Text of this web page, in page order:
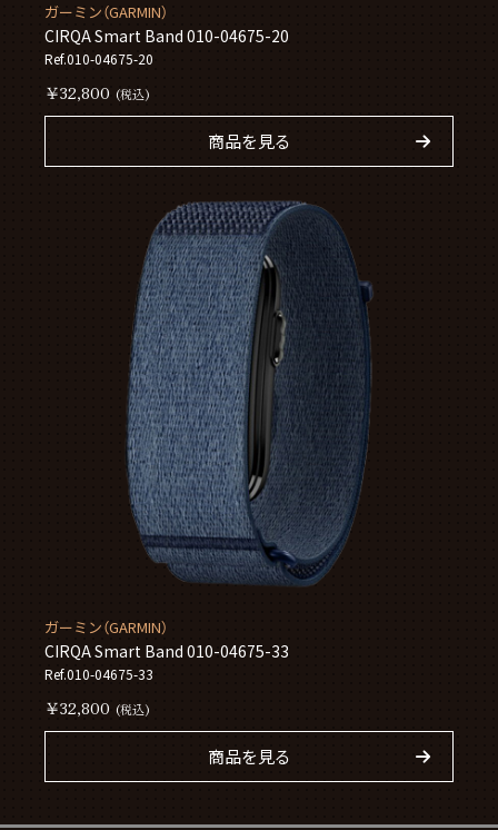
ガーミン（GARMIN）
CIRQA Smart Band 010-04675-20
Ref.010-04675-20
￥32,800 (税込)
商品を見る
ガーミン（GARMIN）
CIRQA Smart Band 010-04675-33
Ref.010-04675-33
￥32,800 (税込)
商品を見る